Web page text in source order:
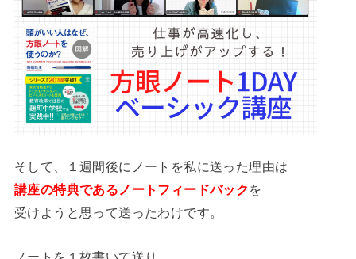
そして、１週間後にノートを私に送った理由は
講座の特典であるノートフィードバック を
受けようと思って送ったわけです。